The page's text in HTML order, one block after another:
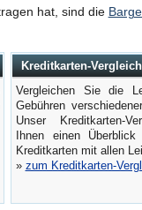
hat, sind die
Kreditkarten-Vergleich
Vergleichen Sie die
Gebühren
Unser Kreditkarten-
Ihnen einen
Kreditkarten mit allen
» zum Kreditkarten-